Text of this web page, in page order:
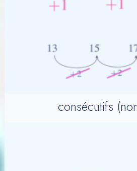
consécutifs